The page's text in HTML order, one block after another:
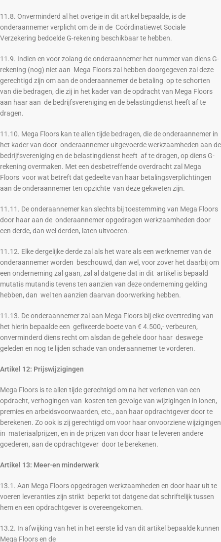
11.8. Onverminderd al het overige in dit artikel bepaalde, is de
onderaannemer verplicht om de in de Coördinatiewet Sociale
Verzekering bedoelde G-rekening beschikbaar te hebben.
11.9. Indien en voor zolang de onderaannemer het nummer van diens G-
rekening (nog) niet aan Mega Floors zal hebben doorgegeven zal deze
gerechtigd zijn om aan de onderaannemer de betaling op te schorten
van die bedragen, die zij in het kader van de opdracht van Mega Floors
aan haar aan de bedrijfsvereniging en de belastingdienst heeft af te
dragen.
11.10. Mega Floors kan te allen tijde bedragen, die de onderaannemer in
het kader van door onderaannemer uitgevoerde werkzaamheden aan de
bedrijfsvereniging en de belastingdienst heeft af te dragen, op diens G-
rekening overmaken. Met een desbetreffende overdracht zal Mega
Floors voor wat betreft dat gedeelte van haar betalingsverplichtingen
aan de onderaannemer ten opzichte van deze gekweten zijn.
11.11. De onderaannemer kan slechts bij toestemming van Mega Floors
door haar aan de onderaannemer opgedragen werkzaamheden door
een derde, dan wel derden, laten uitvoeren.
11.12. Elke dergelijke derde zal als het ware als een werknemer van de
onderaannemer worden beschouwd, dan wel, voor zover het daarbij om
een onderneming zal gaan, zal al datgene dat in dit artikel is bepaald
mutatis mutandis tevens ten aanzien van deze onderneming gelding
hebben, dan wel ten aanzien daarvan doorwerking hebben.
11.13. De onderaannemer zal aan Mega Floors bij elke overtreding van
het hierin bepaalde een gefixeerde boete van € 4.500,- verbeuren,
onverminderd diens recht om alsdan de gehele door haar deswege
geleden en nog te lijden schade van onderaannemer te vorderen.
Artikel 12: Prijswijzigingen
Mega Floors is te allen tijde gerechtigd om na het verlenen van een
opdracht, verhogingen van kosten ten gevolge van wijzigingen in lonen,
premies en arbeidsvoorwaarden, etc., aan haar opdrachtgever door te
berekenen. Zo ook is zij gerechtigd om voor haar onvoorziene wijzigingen
in materiaalprijzen, en in de prijzen van door haar te leveren andere
goederen, aan de opdrachtgever door te berekenen.
Artikel 13: Meer-en minderwerk
13.1. Aan Mega Floors opgedragen werkzaamheden en door haar uit te
voeren leveranties zijn strikt beperkt tot datgene dat schriftelijk tussen
hem en een opdrachtgever is overeengekomen.
13.2. In afwijking van het in het eerste lid van dit artikel bepaalde kunnen
Mega Floors en de